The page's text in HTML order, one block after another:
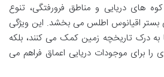
های دریایی و مناطق فرورفتگی، تنوع
بستر اقیانوس اطلس می بخشد. این ویژگی
به درک تاریخچه زمین کمک می کنند، بلکه
را برای موجودات دریایی اعماق فراهم می